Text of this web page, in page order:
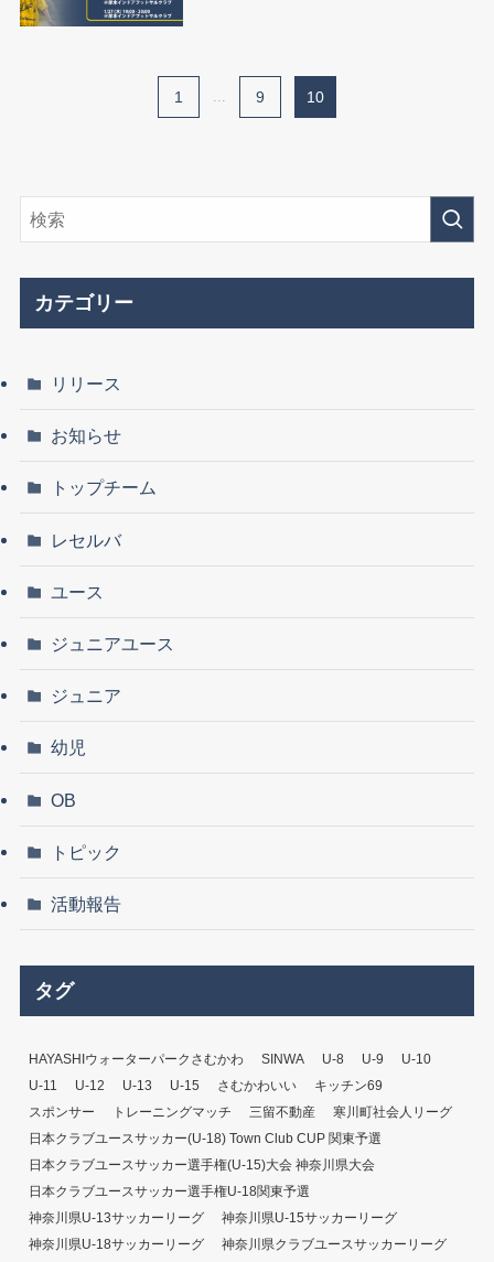
1 ... 9 10
カテゴリー
リリース
お知らせ
トップチーム
レセルバ
ユース
ジュニアユース
ジュニア
幼児
OB
トピック
活動報告
タグ
HAYASHIウォーターパークさむかわ SINWA U-8 U-9
U-10
U-11
U-12 U-13 U-15 さむかわいい
キッチン69
スポンサー
トレーニングマッチ 三留不動産
寒川町社会人リーグ
日本クラブユースサッカー(U-18) Town Club CUP 関東予選
日本クラブユースサッカー選手権(U-15)大会 神奈川県大会
日本クラブユースサッカー選手権U-18関東予選
神奈川県U-13サッカーリーグ
神奈川県U-15サッカーリーグ
神奈川県U-18サッカーリーグ
神奈川県クラブユースサッカーリーグ